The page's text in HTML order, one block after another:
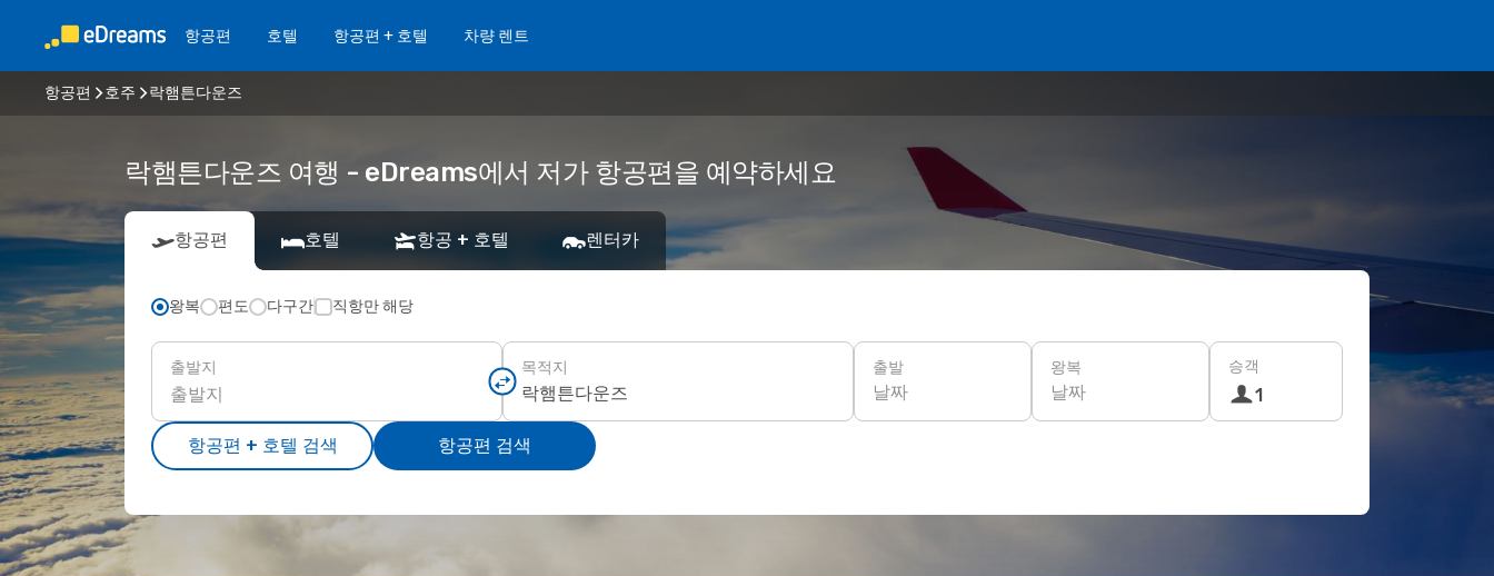
항공편 호텔 항공편 + 호텔 차량 렌트
항공편 호주 락햄튼다운즈
락햄튼다운즈 여행 - eDreams에서 저가 항공편을 예약하세요
항공편 호텔 항공 + 호텔 렌터카
왕복 편도 다구간 직항만 해당
출발지 목적지 출발
날짜
왕복
날짜
승객
1
항공편 + 호텔 검색 항공편 검색